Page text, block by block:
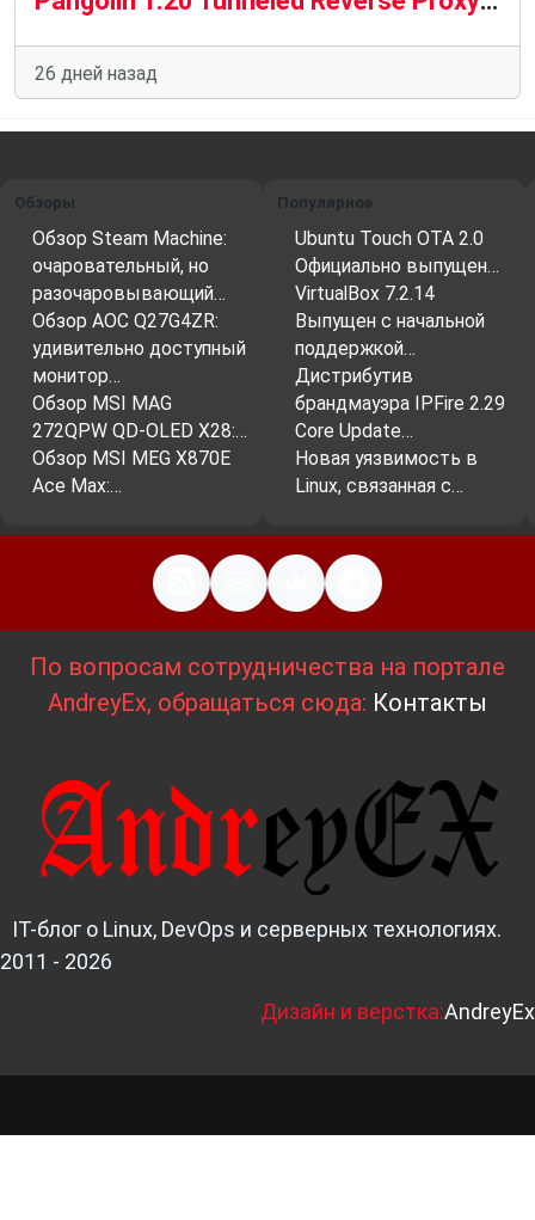
26 дней назад
Обзоры
Обзор Steam Machine:
очаровательный, но
разочаровывающий…
Обзор AOC Q27G4ZR:
удивительно доступный
монитор…
Обзор MSI MAG
272QPW QD-OLED X28:…
Обзор MSI MEG X870E
Ace Max:…
Популярное
Ubuntu Touch OTA 2.0
Официально выпущен…
VirtualBox 7.2.14
Выпущен с начальной
поддержкой…
Дистрибутив
брандмауэра IPFire 2.29
Core Update…
Новая уязвимость в
Linux, связанная с…
По вопросам сотрудничества на портале
AndreyEx, обращаться сюда: Контакты
IT-блог о Linux, DevOps и серверных технологиях.
2011 - 2026
Дизайн и верстка:AndreyEx